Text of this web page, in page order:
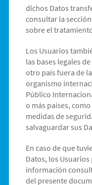
dichos Datos
consultar la
sobre el
Los Usuarios
las bases legales
otro país fuera de
organismo
Público
o más países,
medidas de
salvaguardar sus
En caso de que
Datos, los
información
del presente